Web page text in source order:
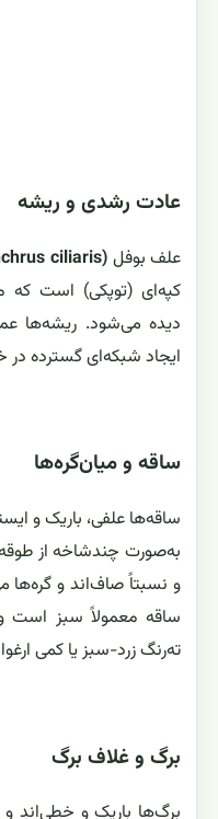
عادت رشدی و ریشه
علف بوفل (Cenchrus ciliaris)
کپه‌ای (توپکی) است که
دیده می‌شود. ریشه‌ها
ایجاد شبکه‌ای گسترده در
ساقه و میان‌گره‌ها
ساقه‌ها علفی، باریک و
به‌صورت چندشاخه از
و نسبتاً صاف‌اند و گره‌ها
ساقه معمولاً سبز است
ته‌رنگ زرد-سبز یا کمی
برگ و غلاف برگ
برگ‌ها باریک و خطی‌اند